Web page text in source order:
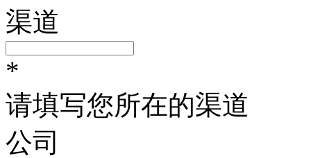
渠道
*
请填写您所在的渠道
公司